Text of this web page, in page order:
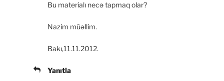
Bu materialı necə tapmaq olar?
Nazim müəllim.
Bakı,11.11.2012.
Yanıtla